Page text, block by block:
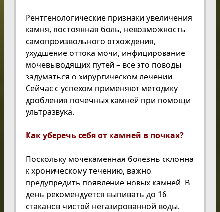
Рентгенологические признаки увеличения
камня, постоянная боль, невозможность
самопроизвольного отхождения,
ухудшение оттока мочи, инфицирование
мочевыводящих путей – все это поводы
задуматься о хирургическом лечении.
Сейчас с успехом применяют методику
дробления почечных камней при помощи
ультразвука.
Как уберечь себя от камней в почках?
Поскольку мочекаменная болезнь склонна
к хроническому течению, важно
предупредить появление новых камней. В
день рекомендуется выпивать до 16
стаканов чистой негазированной воды.